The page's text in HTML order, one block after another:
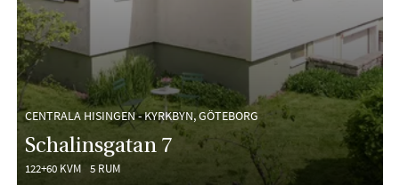
CENTRALA HISINGEN - KYRKBYN, GÖTEBORG
Schalinsgatan 7
122+60 KVM 5 RUM